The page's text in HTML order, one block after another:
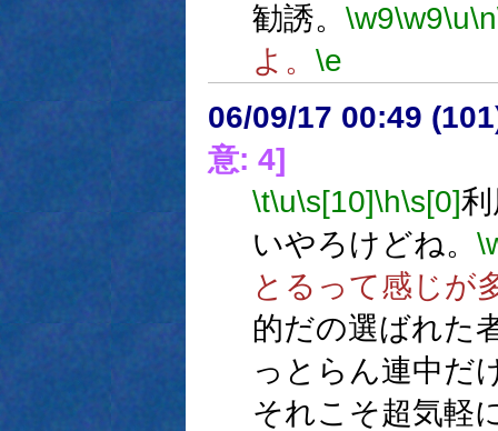
勧誘。 \w9\w9\u\n
よ。 \e
06/09/17 00:49
意: 4]
\t\u\s[10]\h\s[0]
いやろけどね。
とるって感じが
的だの選ばれた
っとらん連中だ
それこそ超気軽